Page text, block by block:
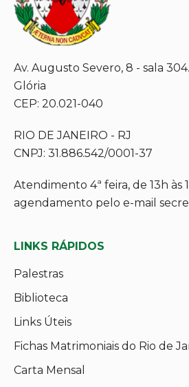
Av. Augusto Severo, 8 - sala 304.
Glória
CEP: 20.021-040
RIO DE JANEIRO - RJ
CNPJ: 31.886.542/0001-37
Atendimento 4ª feira, de 13h às
agendamento pelo e-mail
LINKS RÁPIDOS
Palestras
Biblioteca
Links Úteis
Fichas Matrimoniais do Rio de
Carta Mensal